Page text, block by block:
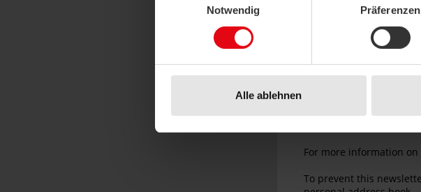
Notwendig
Präferenzen
Alle ablehnen